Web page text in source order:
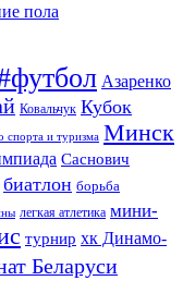
пола
Азаренко
Ковальчук Кубок
спорта и туризма Минск
Саснович
биатлон борьба
легкая атлетика мини-
турнир хк Динамо-
Беларуси